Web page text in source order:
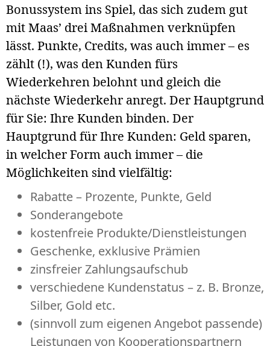
Bonussystem ins Spiel, das sich zudem gut
mit Maas’ drei Maßnahmen verknüpfen
lässt. Punkte, Credits, was auch immer – es
zählt (!), was den Kunden fürs
Wiederkehren belohnt und gleich die
nächste Wiederkehr anregt. Der Hauptgrund
für Sie: Ihre Kunden binden. Der
Hauptgrund für Ihre Kunden: Geld sparen,
in welcher Form auch immer – die
Möglichkeiten sind vielfältig:
Rabatte – Prozente, Punkte, Geld
Sonderangebote
kostenfreie Produkte/Dienstleistungen
Geschenke, exklusive Prämien
zinsfreier Zahlungsaufschub
verschiedene Kundenstatus – z. B. Bronze,
Silber, Gold etc.
(sinnvoll zum eigenen Angebot passende)
Leistungen von Kooperationspartnern